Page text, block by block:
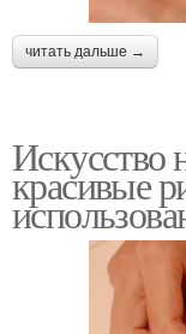
читать дальше →
Искусство
красивые